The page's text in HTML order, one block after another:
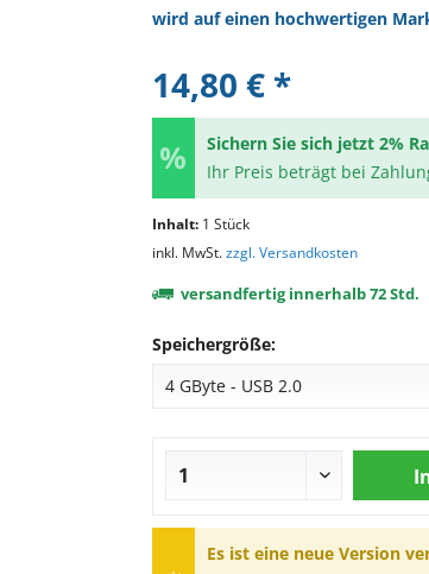
wird auf einen hochwertigen
14,80 € *
Sichern Sie sich jetzt 2%
Ihr Preis beträgt bei
Inhalt: 1 Stück
inkl. MwSt.zzgl. Versandkosten
versandfertig innerhalb 72 Std.
Speichergröße:
Es ist eine neue Version